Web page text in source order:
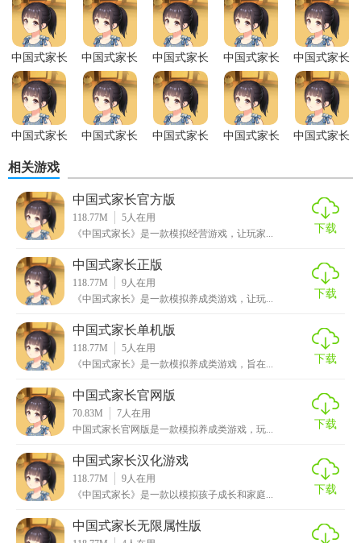
【中国式家长免费版优势】
1. 免费体验：无需任何费用即可享受完整的游戏体验，降低
了玩家的门槛。
2. 内容丰富：包含大量的剧情和事件，保证了游戏的可玩性
和持久性。
3. 教育意义：通过游戏的方式传达家庭教育的重要性，寓教
于乐。
【中国式家长免费版推荐】
如果你对中国家庭教育感兴趣，或者想要体验一款既有趣又
有教育意义的游戏，那么中国式家长免费版绝对是一个值得
尝试的选择。它不仅能让你在游戏中体验到做家长的乐趣和
挑战，还能帮助你反思和改进自己的教育方式。
中国式家长
移植版
中国式家长
无限属性版
中国式家长
手游官网版
中国式家长
单机版
中国式家长
汉化游戏
中国式家长
中国式家长
中国式家长
中国式家长
中国式家长
相关游戏
中国式家长官方版
118.77M 5人在用
《中国式家长》是一款模拟经营游戏，让玩家...
下载
中国式家长正版
118.77M 9人在用
《中国式家长》是一款模拟养成类游戏，让玩...
下载
中国式家长单机版
118.77M 5人在用
《中国式家长》是一款模拟养成类游戏，旨在...
下载
中国式家长官网版
70.83M 7人在用
中国式家长官网版是一款模拟养成类游戏，玩...
下载
中国式家长汉化游戏
118.77M 9人在用
《中国式家长》是一款以模拟孩子成长和家庭...
下载
中国式家长无限属性版